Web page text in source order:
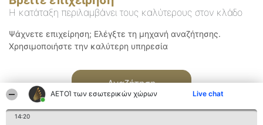
ΑΕΤΟΊ των εσωτερικών χώρων Live chat
14:20
Η κατάταξη περιλαμβάνει τους καλύτερους στον κλάδο
Ψάχνετε επιχείρηση; Ελέγξτε τη μηχανή αναζήτησης.
Χρησιμοποιήστε την καλύτερη υπηρεσία
Αναζήτηση